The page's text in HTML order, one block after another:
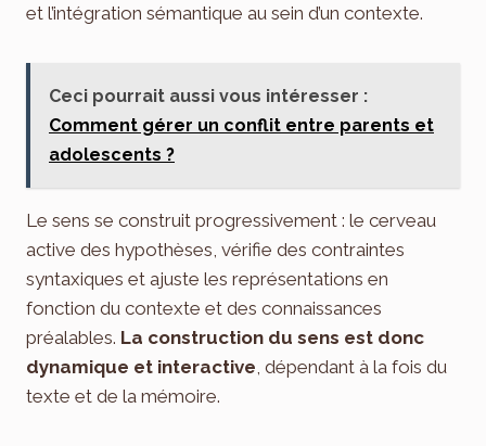
et l’intégration sémantique au sein d’un contexte.
Ceci pourrait aussi vous intéresser :
Comment gérer un conflit entre parents et
adolescents ?
Le sens se construit progressivement : le cerveau
active des hypothèses, vérifie des contraintes
syntaxiques et ajuste les représentations en
fonction du contexte et des connaissances
préalables. La construction du sens est donc
dynamique et interactive , dépendant à la fois du
texte et de la mémoire.